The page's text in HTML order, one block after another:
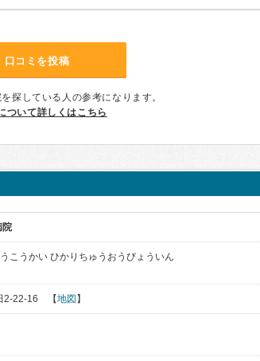
口コミを投稿
探している人の参考になります。
ついて詳しくはこちら
院
こうかい ひかりちゅうおうびょういん
2-22-16 【地図 】